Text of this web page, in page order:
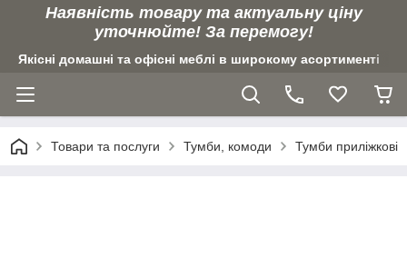
Наявність товару та актуальну ціну
уточнюйте! За перемогу!
Якісні домашні та офісні меблі в широкому асортименті
Товари та послуги Тумби, комоди Тумби приліжкові